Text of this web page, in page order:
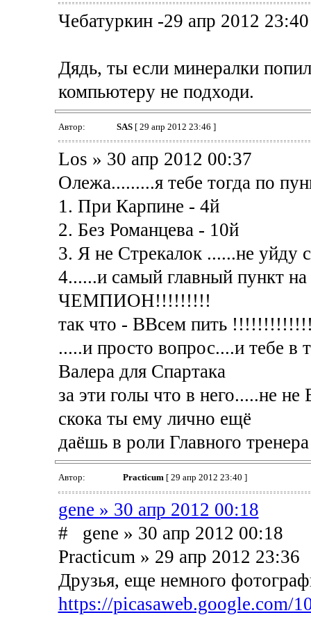
Чебатуркин -29 апр 2012 23:40
Дядь, ты если минералки
компьютеру не подходи.
Автор: SAS[ 29 апр 2012 23:46 ]
Los » 30 апр 2012 00:37
Олежа.........я тебе тогда по
1. При Карпине - 4й
2. Без Романцева - 10й
3. Я не Стрекалок ......не уйду
4......и самый главный пункт
ЧЕМПИОН!!!!!!!!!
так что - ВВсем пить
.....и просто вопрос....и тебе в
Валера для Спартака
за эти голы что в него.....не
скока ты ему лично ещё
даёшь в роли Главного
Автор: Practicum[ 29 апр 2012 23:40 ]
gene » 30 апр 2012 00:18
# gene » 30 апр 2012 00:18
Practicum » 29 апр 2012 23:36
Друзья, еще немного
https://picasaweb.google.com/